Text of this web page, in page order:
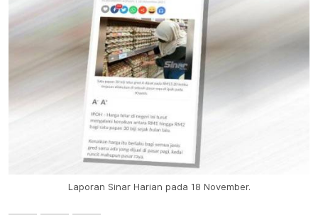
Laporan Sinar Harian pada 18 November.